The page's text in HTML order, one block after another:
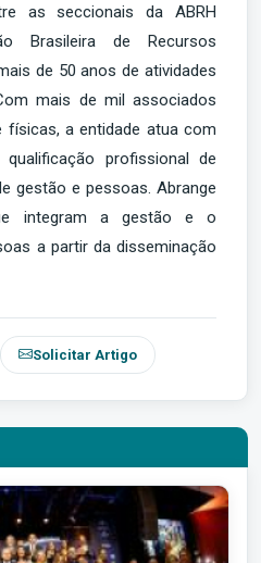
as seccionais da ABRH
Brasileira de Recursos
de 50 anos de atividades
mais de mil associados
físicas, a entidade atua com
profissional de
gestão e pessoas. Abrange
integram a gestão e o
a partir da disseminação
Solicitar Artigo